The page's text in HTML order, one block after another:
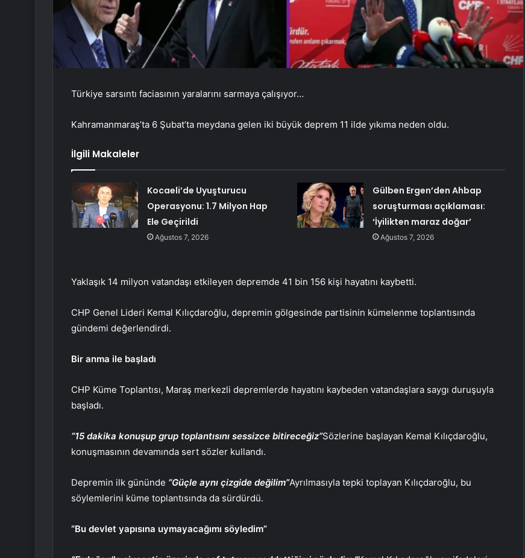
Türkiye sarsıntı faciasının yaralarını sarmaya çalışıyor…
Kahramanmaraş’ta 6 Şubat’ta meydana gelen iki büyük deprem 11 ilde yıkıma neden oldu.
İlgili Makaleler
Kocaeli’de Uyuşturucu
Operasyonu: 1.7 Milyon Hap
Ele Geçirildi
Ağustos 7, 2026
Gülben Ergen’den Ahbap
soruşturması açıklaması:
‘İyilikten maraz doğar’
Ağustos 7, 2026
Yaklaşık 14 milyon vatandaşı etkileyen depremde 41 bin 156 kişi hayatını kaybetti.
CHP Genel Lideri Kemal Kılıçdaroğlu, depremin gölgesinde partisinin kümelenme toplantısında
gündemi değerlendirdi.
Bir anma ile başladı
CHP Küme Toplantısı, Maraş merkezli depremlerde hayatını kaybeden vatandaşlara saygı duruşuyla
başladı.
“15 dakika konuşup grup toplantısını sessizce bitireceğiz”Sözlerine başlayan Kemal Kılıçdaroğlu,
konuşmasının devamında sert sözler kullandı.
Depremin ilk gününde “Güçle aynı çizgide değilim”Ayrılmasıyla tepki toplayan Kılıçdaroğlu, bu
söylemlerini küme toplantısında da sürdürdü.
“Bu devlet yapısına uymayacağımı söyledim”